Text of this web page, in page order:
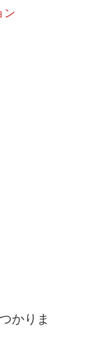
ン
かりま